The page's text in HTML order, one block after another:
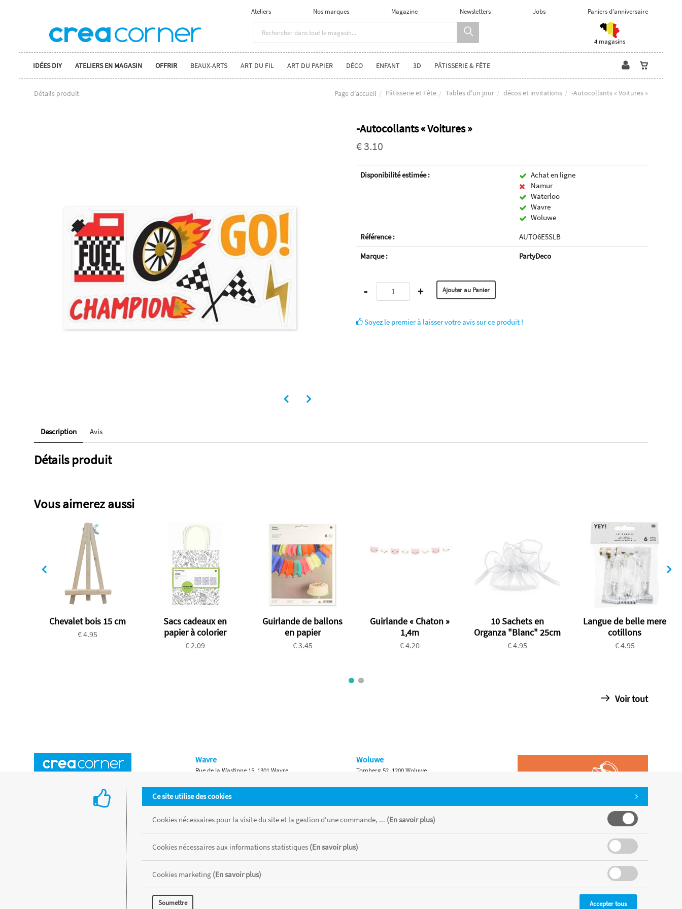
Ateliers Nos marques Magazine Newsletters Jobs Paniers d'anniversaire
4 magasins
IDÉES DIY ATELIERS EN MAGASIN OFFRIR BEAUX-ARTS ART DU FIL ART DU PAPIER DÉCO ENFANT 3D PÂTISSERIE & FÊTE
Détails produit Page d'accueil Pâtisserie et Fête Tables d'un jour décos et invitations -Autocollants « Voitures »
-Autocollants « Voitures »
€ 3.10
Disponibilité estimée :
Achat en ligne
Namur
Waterloo
Wavre
Woluwe
Référence :
AUTO6E5SLB
Marque :
PartyDeco
- +
Soyez le premier à laisser votre avis sur ce produit !
Description Avis
Détails produit
Vous aimerez aussi
Chevalet bois 15 cm
€ 4.95
Sacs cadeaux en
papier à colorier
€ 2.09
Guirlande de ballons
en papier
€ 3.45
Guirlande « Chaton »
1,4m
€ 4.20
10 Sachets en
Organza "Blanc" 25cm
€ 4.95
Langue de belle mere
cotillons
€ 4.95
Voir tout
Ce site utilise des cookies
Cookies nécessaires pour la visite du site et la gestion d'une commande, ... (En savoir plus)
Cookies nécessaires aux informations statistiques (En savoir plus)
Cookies marketing (En savoir plus)
Soumettre Accepter tous
Wavre
Rue de la Wastinne 15, 1301 Wavre
Waterloo
Chaussée de Bruxelles 315, 1410 Waterloo
Woluwe
Tomberg 52, 1200 Woluwe
Namur
Tous les produits sont vendus dans la limite des stocks disponibles de chaque magasin, toutes taxes comprises.